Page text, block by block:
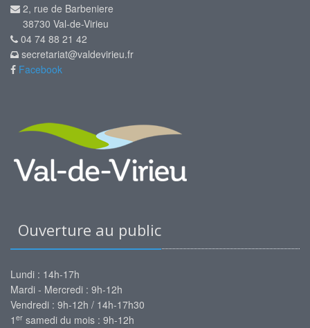
2, rue de Barbeniere
38730 Val-de-Virieu
04 74 88 21 42
secretariat@valdevirieu.fr
Facebook
Ouverture au public
Lundi : 14h-17h
Mardi - Mercredi : 9h-12h
Vendredi : 9h-12h / 14h-17h30
1 er samedi du mois : 9h-12h